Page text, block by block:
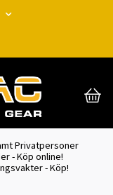
Privatpersoner
- Köp online!
- Köp!